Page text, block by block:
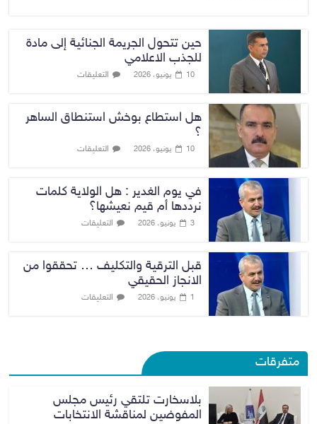
حين تتحول الجريمة الجنائية إلى مادة
للجذب الاعلامي
10 يونيو، 2026 التعليقات
هل استطاع بوخش استنطاق الساهر
؟
10 يونيو، 2026 التعليقات
في يوم الغدير : هل الولاية كلمات
نرددها أم قيم نعيشها؟
3 يونيو، 2026 التعليقات
قبل الترقية والتكليف … تحققوا من
الانجاز الحقيقي
1 يونيو، 2026 التعليقات
متفرقات
بلاسخارت تلتقي رئيس مجلس
المفوضين لمناقشة الانتخابات